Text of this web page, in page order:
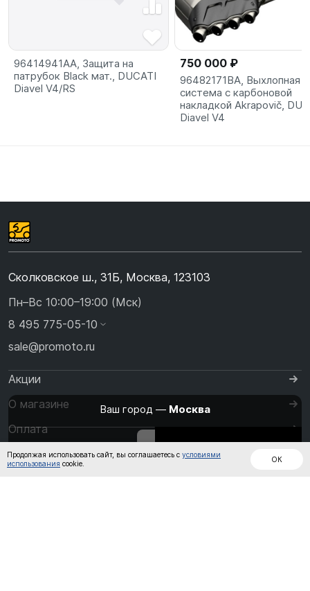
Дождевики Куртки Шлемы
96414941AA, Защита на
патрубок Black мат., DUCATI
Diavel V4/RS
750 000 ₽
96482171BA, Выхлопная
система с карбоновой
накладкой Akrapovič,
Diavel V4
Сколковское ш., 31Б, Москва, 123103
Пн–Вс 10:00–19:00 (Мск)
8 495 775-05-10
sale@promoto.ru
Акции
О магазине
Оплата
Доставка
Ваш город — Москва
ОК
Продолжая использовать сайт, вы соглашаетесь с условиями
использования cookie.